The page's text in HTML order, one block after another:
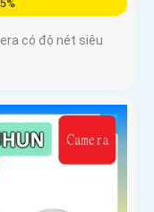
có độ nét siêu